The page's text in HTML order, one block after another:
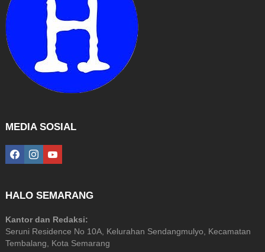
MEDIA SOSIAL
facebookinstagramyoutube
HALO SEMARANG
Kantor dan Redaksi:
Seruni Residence No 10A, Kelurahan Sendangmulyo, Kecamatan
Tembalang, Kota Semarang